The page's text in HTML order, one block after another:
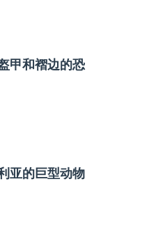
甲和褶边的恐
亚的巨型动物